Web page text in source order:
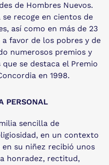
de Hombres Nuevos.
recoge en cientos de
así como en más de 23
favor de los pobres y de
numerosos premios y
se destaca el Premio
en 1998.
PERSONAL
sencilla de
en un contexto
su niñez recibió unos
honradez, rectitud,